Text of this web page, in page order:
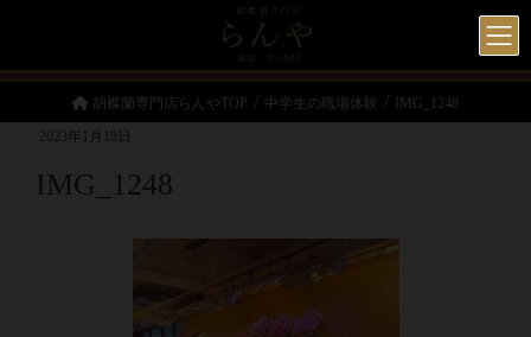
胡蝶蘭専門店らんやTOP 中学生の職場体験
IMG_1248
2023年1月18日
IMG_1248